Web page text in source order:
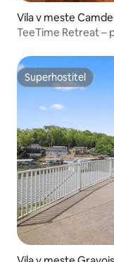
Vila v meste
TeeTime Retreat –
Superhostiteľ
Superhostiteľ